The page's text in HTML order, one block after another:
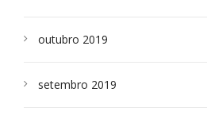
outubro 2019
setembro 2019